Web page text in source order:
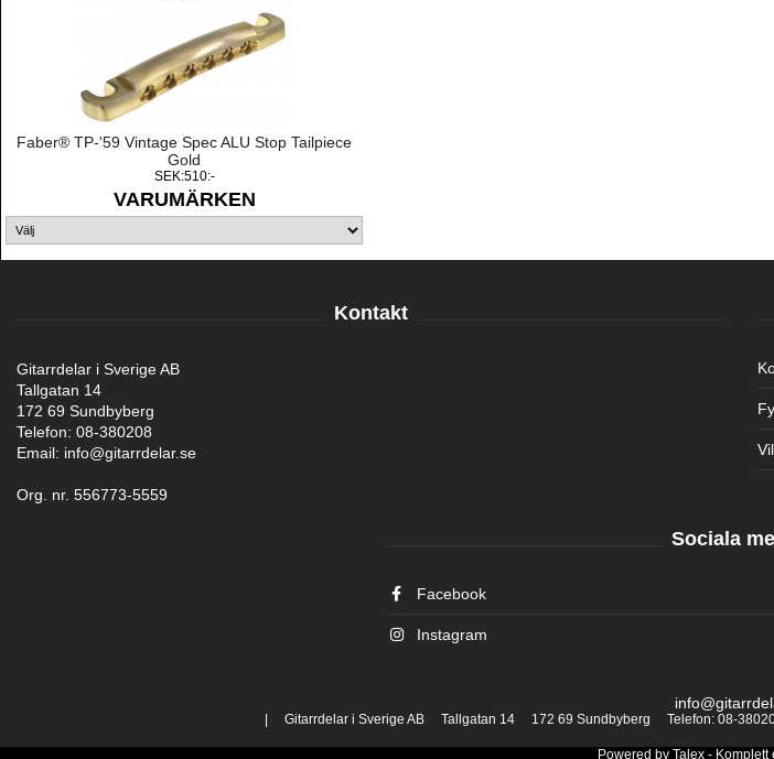
Faber® TP-'59 Vintage Spec ALU Stop Tailpiece
Gold
SEK:510:-
VARUMÄRKEN
Kontakt
Gitarrdelar i Sverige AB
Tallgatan 14
172 69 Sundbyberg
Telefon: 08-380208
Email: info@gitarrdelar.se
Org. nr. 556773-5559
Sociala
Facebook
Instagram
| Gitarrdelar i Sverige AB Tallgatan 14 172 69 Sundbyberg Telefon: 08-
Powered by Talex - Komplett